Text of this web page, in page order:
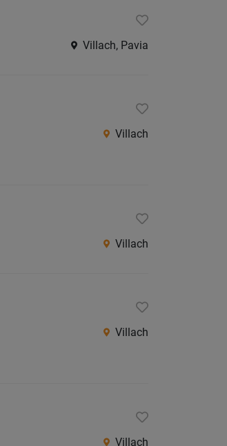
Villach, Pavia
Villach
Villach
Villach
Villach